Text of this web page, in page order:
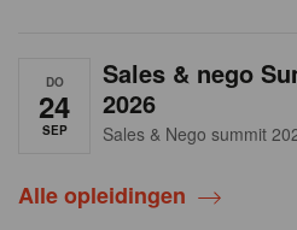
DO
24
SEP
Sales & nego
2026
Sales & Nego summit
Alle opleidingen